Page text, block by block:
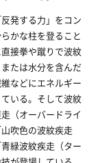
発する力」をコン
かな柱を登ること
接拳や蹴りで波紋
たは水分を含んだ
などにエネルギー
いる。そして波紋
（オーバードライ
吹色の波紋疾走
緑波紋疾走（ター